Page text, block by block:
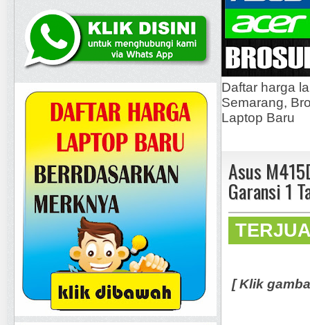
Daftar harga
Semarang,
Laptop Baru
Asus
Garansi 1
[ Klik